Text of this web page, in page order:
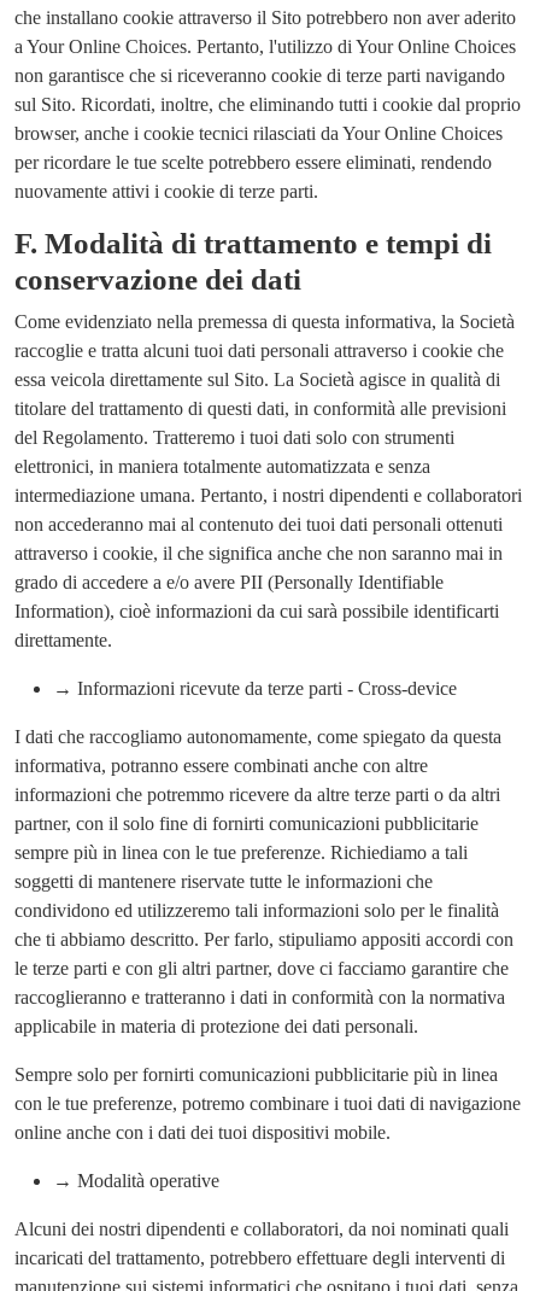
che installano cookie attraverso il Sito potrebbero non aver aderito
a Your Online Choices. Pertanto, l'utilizzo di Your Online Choices
non garantisce che si riceveranno cookie di terze parti navigando
sul Sito. Ricordati, inoltre, che eliminando tutti i cookie dal proprio
browser, anche i cookie tecnici rilasciati da Your Online Choices
per ricordare le tue scelte potrebbero essere eliminati, rendendo
nuovamente attivi i cookie di terze parti.
F. Modalità di trattamento e tempi di
conservazione dei dati
Come evidenziato nella premessa di questa informativa, la Società
raccoglie e tratta alcuni tuoi dati personali attraverso i cookie che
essa veicola direttamente sul Sito. La Società agisce in qualità di
titolare del trattamento di questi dati, in conformità alle previsioni
del Regolamento. Tratteremo i tuoi dati solo con strumenti
elettronici, in maniera totalmente automatizzata e senza
intermediazione umana. Pertanto, i nostri dipendenti e collaboratori
non accederanno mai al contenuto dei tuoi dati personali ottenuti
attraverso i cookie, il che significa anche che non saranno mai in
grado di accedere a e/o avere PII (Personally Identifiable
Information), cioè informazioni da cui sarà possibile identificarti
direttamente.
→ Informazioni ricevute da terze parti - Cross-device
I dati che raccogliamo autonomamente, come spiegato da questa
informativa, potranno essere combinati anche con altre
informazioni che potremmo ricevere da altre terze parti o da altri
partner, con il solo fine di fornirti comunicazioni pubblicitarie
sempre più in linea con le tue preferenze. Richiediamo a tali
soggetti di mantenere riservate tutte le informazioni che
condividono ed utilizzeremo tali informazioni solo per le finalità
che ti abbiamo descritto. Per farlo, stipuliamo appositi accordi con
le terze parti e con gli altri partner, dove ci facciamo garantire che
raccoglieranno e tratteranno i dati in conformità con la normativa
applicabile in materia di protezione dei dati personali.
Sempre solo per fornirti comunicazioni pubblicitarie più in linea
con le tue preferenze, potremo combinare i tuoi dati di navigazione
online anche con i dati dei tuoi dispositivi mobile.
→ Modalità operative
Alcuni dei nostri dipendenti e collaboratori, da noi nominati quali
incaricati del trattamento, potrebbero effettuare degli interventi di
manutenzione sui sistemi informatici che ospitano i tuoi dati, senza